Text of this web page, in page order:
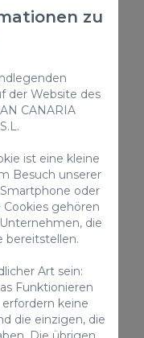
im Salobre
mit Dusche,
3.5
zu
der Website des
CANARIA
ist eine kleine
Besuch unserer
oder
gehören
die
bereitstellen.
Art sein:
Funktionieren
keine
die einzigen, die